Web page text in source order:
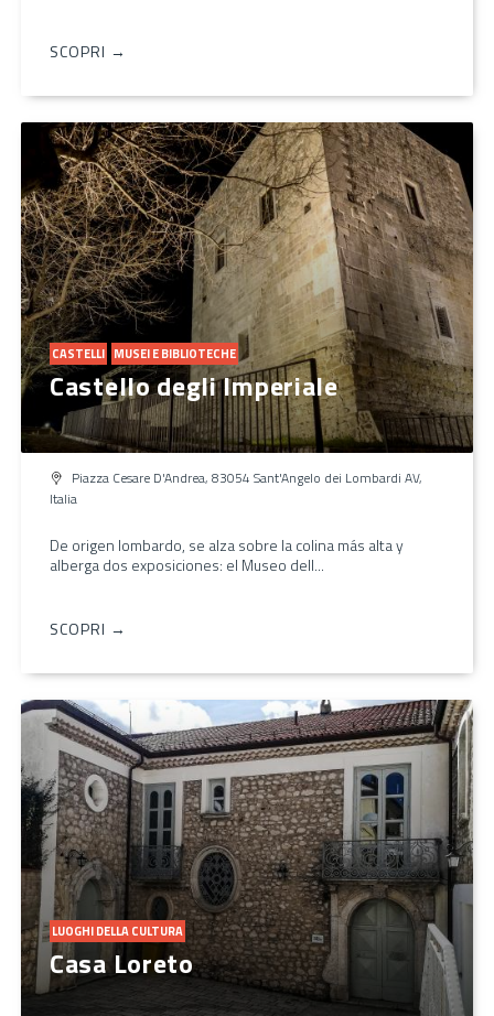
SCOPRI →
CASTELLI MUSEI E BIBLIOTECHE
Castello degli Imperiale
Piazza Cesare D'Andrea, 83054 Sant'Angelo dei Lombardi AV,
Italia
De origen lombardo, se alza sobre la colina más alta y
alberga dos exposiciones: el Museo dell...
SCOPRI →
LUOGHI DELLA CULTURA
Casa Loreto